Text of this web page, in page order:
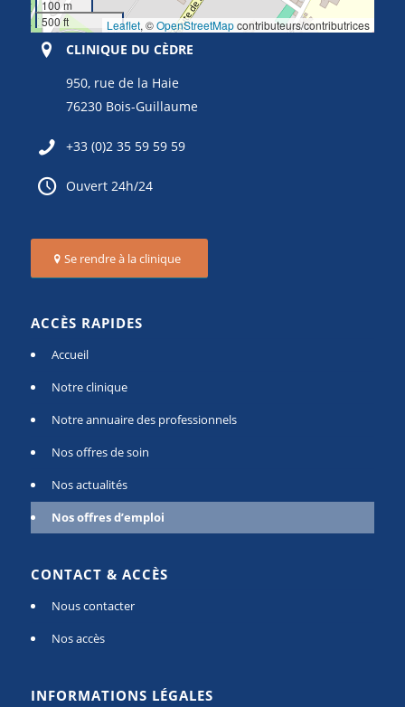
100 m
500 ft
Leaflet, ©OpenStreetMapcontributeurs/contributrices
CLINIQUE DU CÈDRE
950, rue de la Haie
76230 Bois-Guillaume
+33 (0)2 35 59 59 59
Ouvert 24h/24
Se rendre à la clinique
ACCÈS RAPIDES
Accueil
Notre clinique
Notre annuaire des professionnels
Nos offres de soin
Nos actualités
Nos offres d’emploi
CONTACT & ACCÈS
Nous contacter
Nos accès
INFORMATIONS LÉGALES